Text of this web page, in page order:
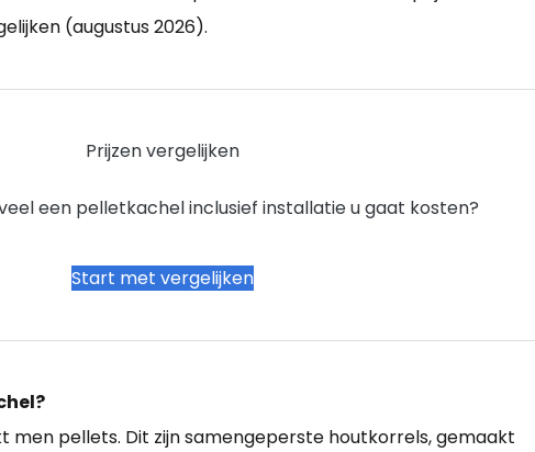
(augustus 2026).
Prijzen vergelijken
een pelletkachel inclusief installatie u gaat kosten?
Start met vergelijken
men pellets. Dit zijn samengeperste houtkorrels, gemaakt